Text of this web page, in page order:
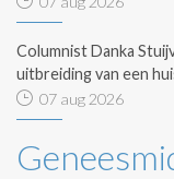
Columnist Danka
uitbreiding van een
07 aug 2026